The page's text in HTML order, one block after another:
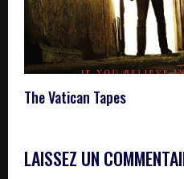
The Vatican Tapes
LAISSEZ UN